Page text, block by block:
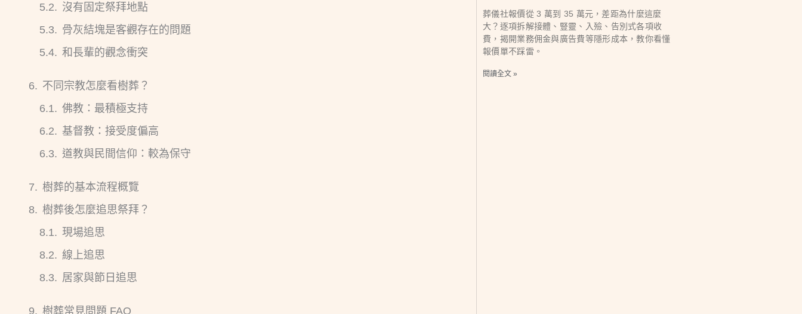
沒有固定祭拜地點
骨灰結塊是客觀存在的問題
和長輩的觀念衝突
不同宗教怎麼看樹葬？
佛教：最積極支持
基督教：接受度偏高
道教與民間信仰：較為保守
樹葬的基本流程概覽
樹葬後怎麼追思祭拜？
現場追思
線上追思
居家與節日追思
樹葬常見問題 FAQ
葬儀社報價從 3 萬到 35 萬元，差距為什麼這麼
大？逐項拆解接體、豎靈、入殮、告別式各項收
費，揭開業務佣金與廣告費等隱形成本，教你看懂
報價單不踩雷。
閱讀全文 »